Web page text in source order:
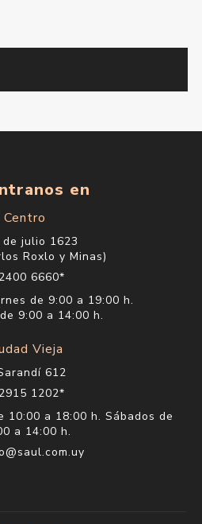
en
Centro
de julio 1623
Roxlo y Minas)
2400 6660*
de 9:00 a 19:00 h.
9:00 a 14:00 h.
Vieja
612
2915 1202*
10:00 a 18:00 h. Sábados de
a 14:00 h.